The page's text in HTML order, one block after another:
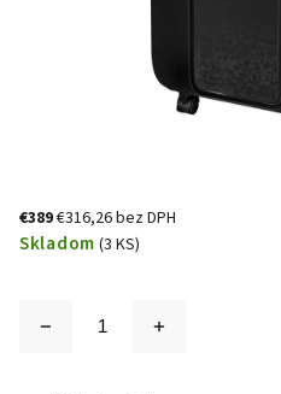
€389€316,26 bez DPH
Skladom (3 KS)